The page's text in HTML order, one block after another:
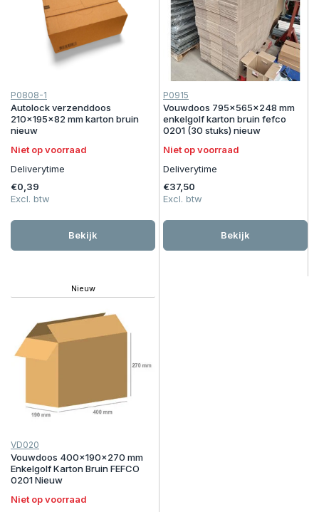
P0808-1
Autolock verzenddoos
210x195x82 mm karton bruin
nieuw
Niet op voorraad
Deliverytime
€0,39
Excl. btw
Bekijk
P0915
Vouwdoos 795x565x248 mm
enkelgolf karton bruin fefco
0201 (30 stuks) nieuw
Niet op voorraad
Deliverytime
€37,50
Excl. btw
Bekijk
Nieuw
VD020
Vouwdoos 400x190x270 mm
Enkelgolf Karton Bruin FEFCO
0201 Nieuw
Niet op voorraad